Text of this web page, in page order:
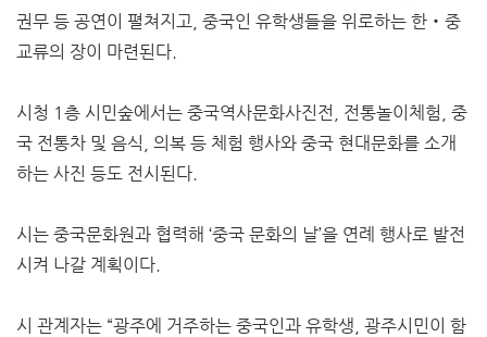
권무 등 공연이 펼쳐지고, 중국인 유학생들을 위로하는 한‧중
교류의 장이 마련된다.
시청 1층 시민숲에서는 중국역사문화사진전, 전통놀이체험, 중
국 전통차 및 음식, 의복 등 체험 행사와 중국 현대문화를 소개
하는 사진 등도 전시된다.
시는 중국문화원과 협력해 ‘중국 문화의 날’을 연례 행사로 발전
시켜 나갈 계획이다.
시 관계자는 “광주에 거주하는 중국인과 유학생, 광주시민이 함